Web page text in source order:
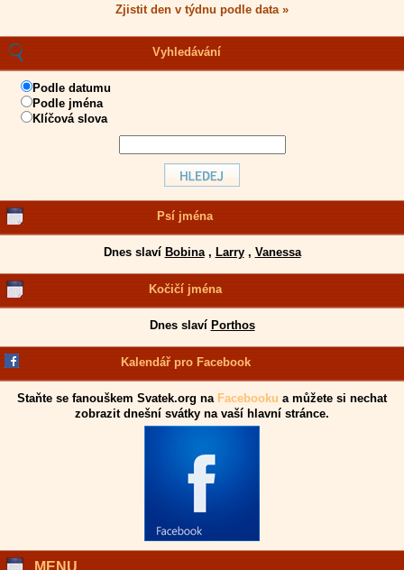
Zjistit den v týdnu podle data »
Vyhledávání
Podle datumu
Podle jména
Klíčová slova
Psí jména
Dnes slaví Bobina, Larry, Vanessa
Kočičí jména
Dnes slaví Porthos
Kalendář pro Facebook
Staňte se fanouškem Svatek.org na Facebooku a můžete si nechat
zobrazit dnešní svátky na vaší hlavní stránce.
MENU